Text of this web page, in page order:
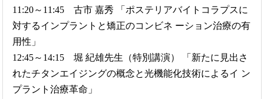
11:20～11:45 古市 嘉秀 「ポステリアバイトコラプスに
対するインプラントと矯正のコンビネ ーション治療の有
用性」
12:45～14:15 堀 紀雄先生（特別講演） 「新たに見出さ
れたチタンエイジングの概念と光機能化技術によるイ ン
プラント治療革命」